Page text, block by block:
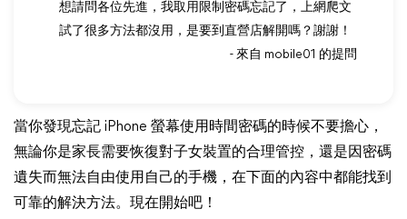
想請問各位先進，我取用限制密碼忘記了，上網爬文
試了很多方法都沒用，是要到直營店解開嗎？謝謝！
- 來自 mobile01 的提問
當你發現忘記 iPhone 螢幕使用時間密碼的時候不要擔心，
無論你是家長需要恢復對子女裝置的合理管控，還是因密碼
遺失而無法自由使用自己的手機，在下面的內容中都能找到
可靠的解決方法。現在開始吧！